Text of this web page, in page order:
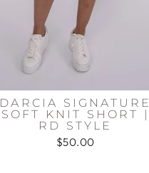
DARCIA SIGNATURE
SOFT KNIT SHORT |
RD STYLE
$50.00